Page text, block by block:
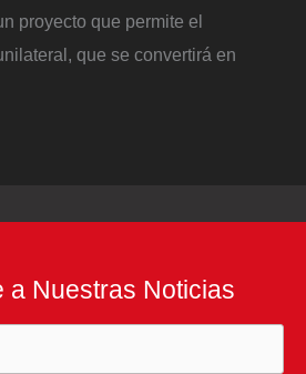
proyecto que permite el
que se convertirá en
a Nuestras Noticias